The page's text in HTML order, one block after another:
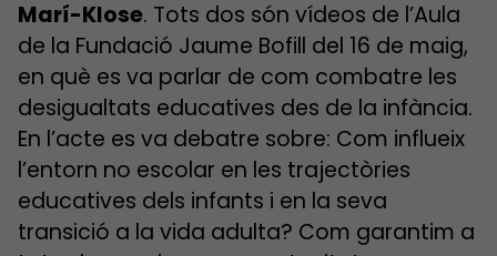
Marí-Klose. Tots dos són vídeos de l’Aula
de la Fundació Jaume Bofill del 16 de maig,
en què es va parlar de com combatre les
desigualtats educatives des de la infància.
En l’acte es va debatre sobre: Com influeix
l’entorn no escolar en les trajectòries
educatives dels infants i en la seva
transició a la vida adulta? Com garantim a